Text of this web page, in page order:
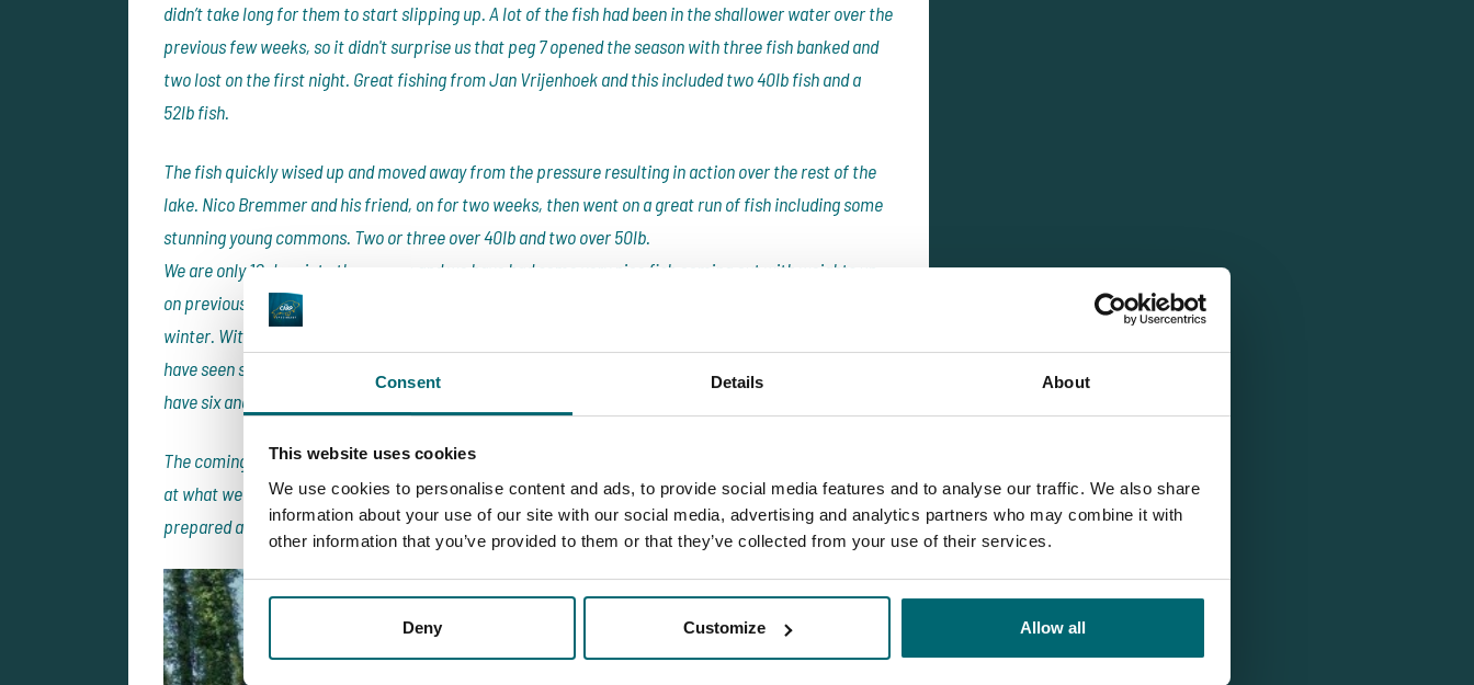
Consent Details About
This website uses cookies
We use cookies to personalise content and ads, to provide social media features and to analyse our traffic. We also share
information about your use of our site with our social media, advertising and analytics partners who may combine it with
other information that you’ve provided to them or that they’ve collected from your use of their services.
Deny Customize Allow all
didn’t take long for them to start slipping up. A lot of the fish had been in the shallower water over the
previous few weeks, so it didn't surprise us that peg 7 opened the season with three fish banked and
two lost on the first night. Great fishing from Jan Vrijenhoek and this included two 40lb fish and a
52lb fish.
The fish quickly wised up and moved away from the pressure resulting in action over the rest of the
lake. Nico Bremmer and his friend, on for two weeks, then went on a great run of fish including some
stunning young commons. Two or three over 40lb and two over 50lb.
We are only 10 days into the season and we have had some very nice fish coming out with weights up
on previous years. All look in very good condition and, in our view, have been feeding most of the
winter. With water temperatures over 9 degrees they are definitely moving. By rough calculations, we
have seen six over 40lb (best 48lb) and three over 50lb (to 52.6lb). Not a bad start considering we only
have six anglers on the lake and the fish are moving off the pressure.
The coming month will see more anglers and we fully expect Alex to be out over the next three weeks
at what we hope will be a top weight. Those of you coming over the next few weeks please be
prepared and don’t forget to inform either myself or Michel immediately if you have a fish over 60lb.